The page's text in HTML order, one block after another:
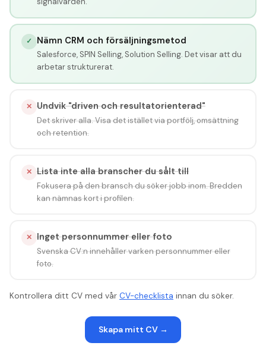
✓ Nämn CRM och försäljningsmetod
Salesforce, SPIN Selling, Solution Selling. Det visar att du
arbetar strukturerat.
✕ Undvik "driven och resultatorienterad"
Det skriver alla. Visa det istället via portfölj, omsättning
och retention.
✕ Lista inte alla branscher du sålt till
Fokusera på den bransch du söker jobb inom. Bredden
kan nämnas kort i profilen.
✕ Inget personnummer eller foto
Svenska CV:n innehåller varken personnummer eller
foto.
Kontrollera ditt CV med vår CV-checklista innan du söker.
Skapa mitt CV →